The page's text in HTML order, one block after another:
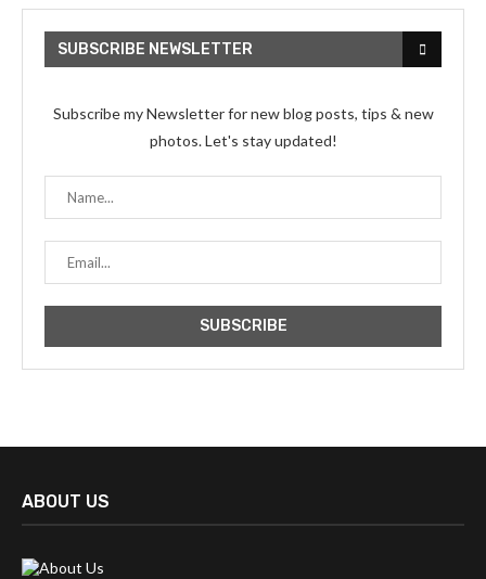
SUBSCRIBE NEWSLETTER
Subscribe my Newsletter for new blog posts, tips & new
photos. Let's stay updated!
ABOUT US